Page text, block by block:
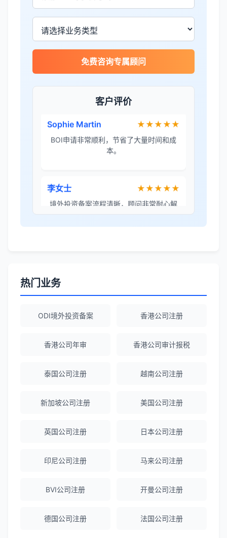
免费咨询专属顾问
客户评价
金兔国际帮我们完成了泰国建厂的所有法
律手续，非常专业。
★★★★☆
泰国公司注册比预想的复杂，多亏有专业
Sophie Martin ★★★★★
BOI申请非常顺利，节省了大量时间和成
本。
李女士 ★★★★★
境外投资备案流程清晰，顾问非常耐心解
陈经理 ★★★★★
Emma Zhang ★★★★★
越南公司注册全程指导，文件准备非常专
泰国公司注册和银行开户服务高效，推
热门业务
ODI境外投资备案 香港公司注册
香港公司年审 香港公司审计报税
泰国公司注册 越南公司注册
新加坡公司注册 美国公司注册
英国公司注册 日本公司注册
印尼公司注册 马来公司注册
BVI公司注册 开曼公司注册
德国公司注册 法国公司注册